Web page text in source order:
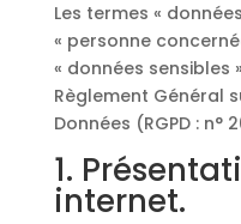
Les termes «
« personne
« données sensibles
Règlement Général
Données (RGPD : n°
1.
internet.